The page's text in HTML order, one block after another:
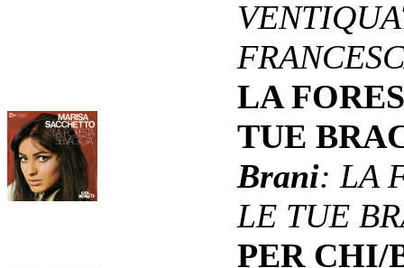
LA
TUE
Brani: LA
LE TUE
PER CHI/